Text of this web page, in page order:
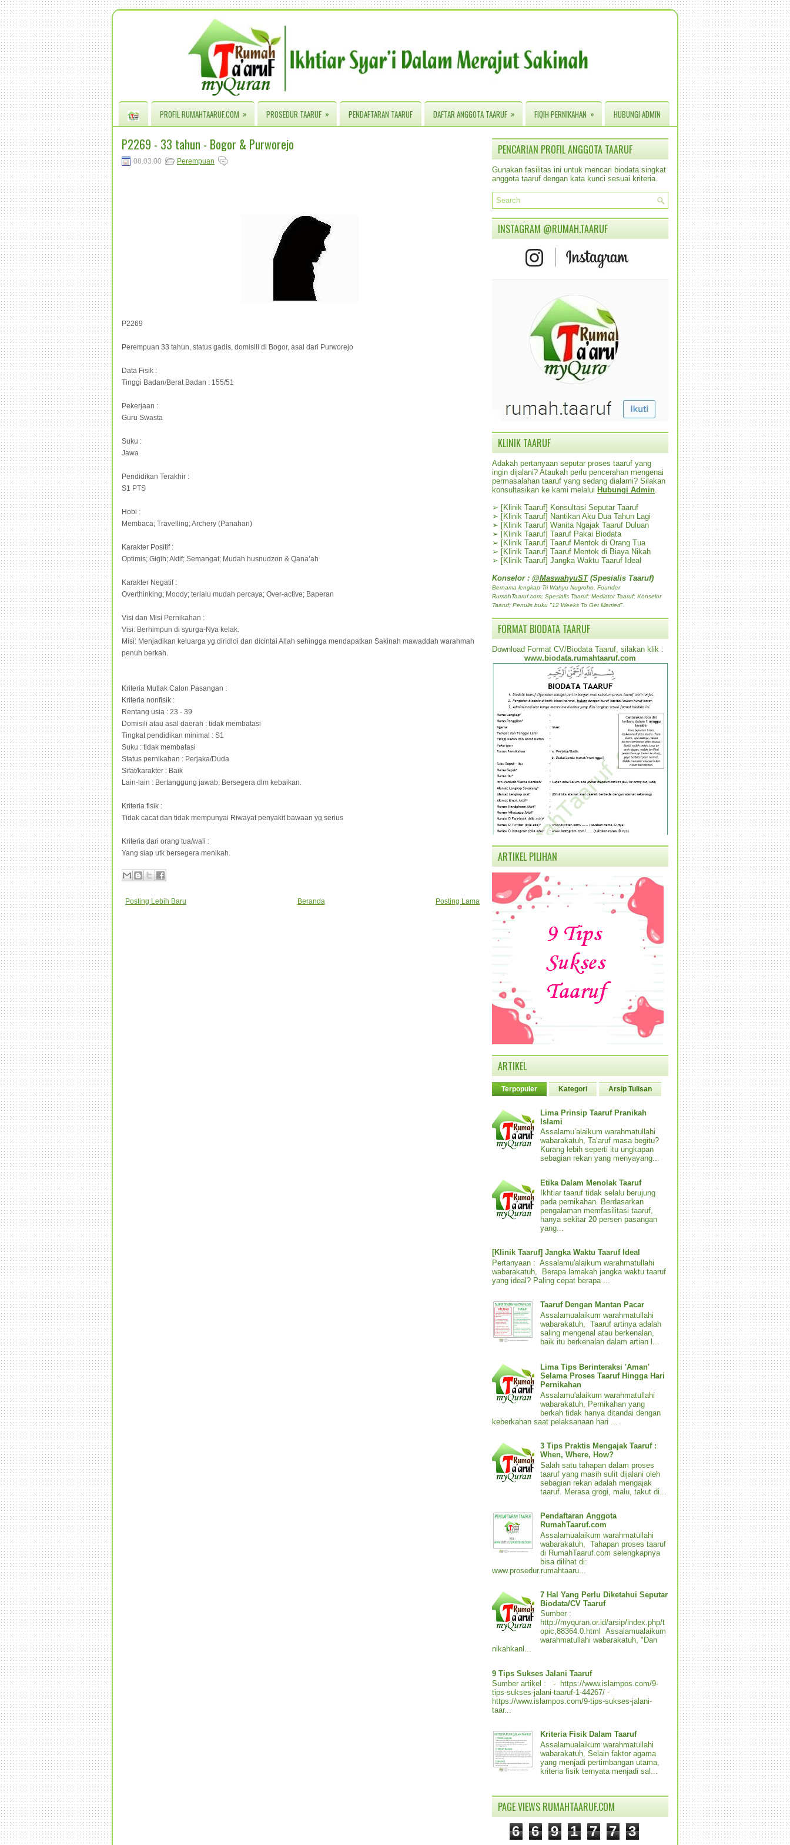
PROFIL RUMAHTAARUF.COM » PROSEDUR TAARUF » PENDAFTARAN TAARUF DAFTAR ANGGOTA TAARUF » FIQIH PERNIKAHAN » HUBUNGI ADMIN
P2269 - 33 tahun - Bogor & Purworejo
08.03.00 Perempuan
P2269
Perempuan 33 tahun, status gadis, domisili di Bogor, asal dari Purworejo
Data Fisik :
Tinggi Badan/Berat Badan : 155/51
Pekerjaan :
Guru Swasta
Suku :
Jawa
Pendidikan Terakhir :
S1 PTS
Hobi :
Membaca; Travelling; Archery (Panahan)
Karakter Positif :
Optimis; Gigih; Aktif; Semangat; Mudah husnudzon & Qana’ah
Karakter Negatif :
Overthinking; Moody; terlalu mudah percaya; Over-active; Baperan
Visi dan Misi Pernikahan :
Visi: Berhimpun di syurga-Nya kelak.
Misi: Menjadikan keluarga yg diridloi dan dicintai Allah sehingga mendapatkan Sakinah mawaddah warahmah
penuh berkah.
Kriteria Mutlak Calon Pasangan :
Kriteria nonfisik :
Rentang usia : 23 - 39
Domisili atau asal daerah : tidak membatasi
Tingkat pendidikan minimal : S1
Suku : tidak membatasi
Status pernikahan : Perjaka/Duda
Sifat/karakter : Baik
Lain-lain : Bertanggung jawab; Bersegera dlm kebaikan.
Kriteria fisik :
Tidak cacat dan tidak mempunyai Riwayat penyakit bawaan yg serius
Kriteria dari orang tua/wali :
Yang siap utk bersegera menikah.
Posting Lebih Baru Posting Lama
Beranda
PENCARIAN PROFIL ANGGOTA TAARUF
Gunakan fasilitas ini untuk mencari biodata singkat
anggota taaruf dengan kata kunci sesuai kriteria.
INSTAGRAM @RUMAH.TAARUF
KLINIK TAARUF
Adakah pertanyaan seputar proses taaruf yang
ingin dijalani? Ataukah perlu pencerahan mengenai
permasalahan taaruf yang sedang dialami? Silakan
konsultasikan ke kami melalui Hubungi Admin
➢ [Klinik Taaruf] Konsultasi Seputar Taaruf
➢ [Klinik Taaruf] Nantikan Aku Dua Tahun Lagi
➢ [Klinik Taaruf] Wanita Ngajak Taaruf Duluan
➢ [Klinik Taaruf] Taaruf Pakai Biodata
➢ [Klinik Taaruf] Taaruf Mentok di Orang Tua
➢ [Klinik Taaruf] Taaruf Mentok di Biaya Nikah
➢ [Klinik Taaruf] Jangka Waktu Taaruf Ideal
Konselor : @MaswahyuST(Spesialis Taaruf)
Bernama lengkap Tri Wahyu Nugroho. Founder
RumahTaaruf.com; Spesialis Taaruf; Mediator Taaruf; Konselor
Taaruf; Penulis buku "12 Weeks To Get Married".
FORMAT BIODATA TAARUF
Download Format CV/Biodata Taaruf, silakan klik :
www.biodata.rumahtaaruf.com
ARTIKEL PILIHAN
ARTIKEL
Terpopuler Kategori Arsip Tulisan
Lima Prinsip Taaruf Pranikah
Islami
Assalamu’alaikum warahmatullahi
wabarakatuh, Ta’aruf masa begitu?
Kurang lebih seperti itu ungkapan
sebagian rekan yang menyayang...
Etika Dalam Menolak Taaruf
Ikhtiar taaruf tidak selalu berujung
pada pernikahan. Berdasarkan
pengalaman memfasilitasi taaruf,
hanya sekitar 20 persen pasangan
yang...
[Klinik Taaruf] Jangka Waktu Taaruf Ideal
Pertanyaan : Assalamu'alaikum warahmatullahi
wabarakatuh, Berapa lamakah jangka waktu taaruf
yang ideal? Paling cepat berapa ...
Taaruf Dengan Mantan Pacar
Assalamualaikum warahmatullahi
wabarakatuh, Taaruf artinya adalah
saling mengenal atau berkenalan,
baik itu berkenalan dalam artian l...
Lima Tips Berinteraksi 'Aman'
Selama Proses Taaruf Hingga Hari
Pernikahan
Assalamu'alaikum warahmatullahi
wabarakatuh, Pernikahan yang
berkah tidak hanya ditandai dengan
keberkahan saat pelaksanaan hari ...
3 Tips Praktis Mengajak Taaruf :
When, Where, How?
Salah satu tahapan dalam proses
taaruf yang masih sulit dijalani oleh
sebagian rekan adalah mengajak
taaruf. Merasa grogi, malu, takut di...
Pendaftaran Anggota
RumahTaaruf.com
Assalamualaikum warahmatullahi
wabarakatuh, Tahapan proses taaruf
di RumahTaaruf.com selengkapnya
bisa dilihat di:
www.prosedur.rumahtaaru...
7 Hal Yang Perlu Diketahui Seputar
Biodata/CV Taaruf
Sumber :
http://myquran.or.id/arsip/index.php/t
opic,88364.0.html Assalamualaikum
warahmatullahi wabarakatuh, "Dan
nikahkanl...
9 Tips Sukses Jalani Taaruf
Sumber artikel : - https://www.islampos.com/9-
tips-sukses-jalani-taaruf-1-44267/ -
https://www.islampos.com/9-tips-sukses-jalani-
taar...
Kriteria Fisik Dalam Taaruf
Assalamualaikum warahmatullahi
wabarakatuh, Selain faktor agama
yang menjadi pertimbangan utama,
kriteria fisik ternyata menjadi sal...
PAGE VIEWS RUMAHTAARUF.COM
6 6 9 1 7 7 3